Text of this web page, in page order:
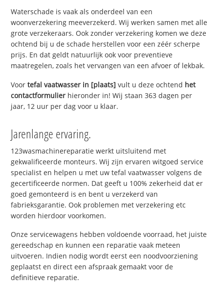
Waterschade is vaak als onderdeel van een
woonverzekering meeverzekerd. Wij werken samen met alle
grote verzekeraars. Ook zonder verzekering komen we deze
ochtend bij u de schade herstellen voor een zéér scherpe
prijs. En dat geldt natuurlijk ook voor preventieve
maatregelen, zoals het vervangen van een afvoer of lekbak.
Voortefal vaatwasser in [plaats] vult u deze ochtend het
contactformulier hieronder in! Wij staan 363 dagen per
jaar, 12 uur per dag voor u klaar.
Jarenlange ervaring.
123wasmachinereparatie werkt uitsluitend met
gekwalificeerde monteurs. Wij zijn ervaren witgoed service
specialist en helpen u met uw tefal vaatwasser volgens de
gecertificeerde normen. Dat geeft u 100% zekerheid dat er
goed gemonteerd is en bent u verzekerd van
fabrieksgarantie. Ook problemen met verzekering etc
worden hierdoor voorkomen.
Onze servicewagens hebben voldoende voorraad, het juiste
gereedschap en kunnen een reparatie vaak meteen
uitvoeren. Indien nodig wordt eerst een noodvoorziening
geplaatst en direct een afspraak gemaakt voor de
definitieve reparatie.